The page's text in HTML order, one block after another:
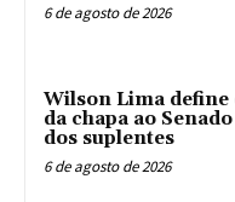
6 de agosto de 2026
Wilson Lima define
da chapa ao
dos suplentes
6 de agosto de 2026